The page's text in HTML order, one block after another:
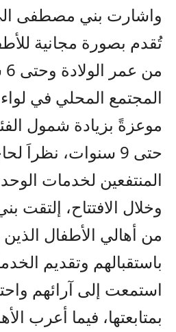
واشارت بني مصطفى
تُقدم بصورة مجانية
المجتمع المحلي في
موعزةً بزيادة شمول
حتى 9 سنوات، نظراَ
المنتفعين لخدمات
وخلال الافتتاح،
من أهالي الأطفال
باستقبالهم وتقديم
استمعت إلى آرائهم
بمتابعتها، فيما أعرب